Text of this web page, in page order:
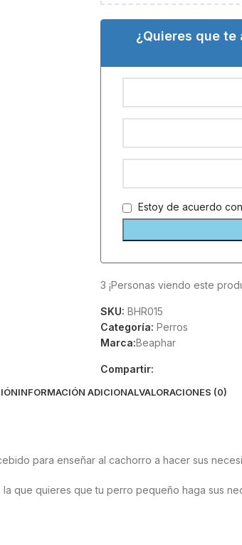
¿Quieres que
Estoy de acuerdo
3 ¡Personas viendo este
SKU: BHR015
Categoría: Perros
Marca:Beaphar
Compartir:
INFORMACIÓN ADICIONALVALORACIONES (0)
para enseñar al cachorro a hacer sus
que quieres que tu perro pequeño haga sus